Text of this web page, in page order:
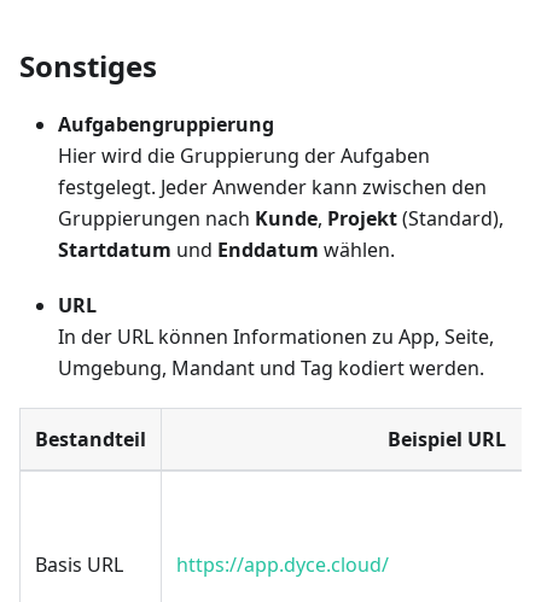
Sonstiges
Aufgabengruppierung
Hier wird die Gruppierung der Aufgaben
festgelegt. Jeder Anwender kann zwischen den
Gruppierungen nach Kunde, Projekt(Standard),
Startdatum und Enddatum wählen.
URL
In der URL können Informationen zu App, Seite,
Umgebung, Mandant und Tag kodiert werden.
Bestandteil Beispiel URL
Basis URL https://app.dyce.cloud/